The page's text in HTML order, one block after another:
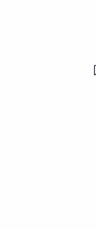
זה
ב"תכנים שלי"